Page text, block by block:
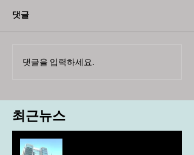
댓글
댓글을 입력하세요.
최근뉴스